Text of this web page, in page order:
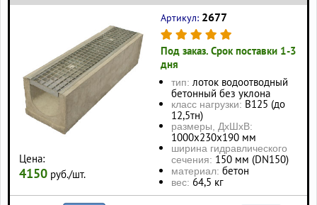
Цена:
4150 руб./шт.
Артикул: 2677
Под заказ. Срок поставки 1-3
дня
тип: лоток водоотводный
бетонный без уклона
класс нагрузки: В125 (до
12,5тн)
размеры, ДхШхВ:
1000x230x190 мм
ширина гидравлического
сечения: 150 мм (DN150)
материал: бетон
вес: 64,5 кг